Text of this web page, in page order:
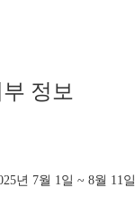
정보
년 7월 1일 ~ 8월 11일